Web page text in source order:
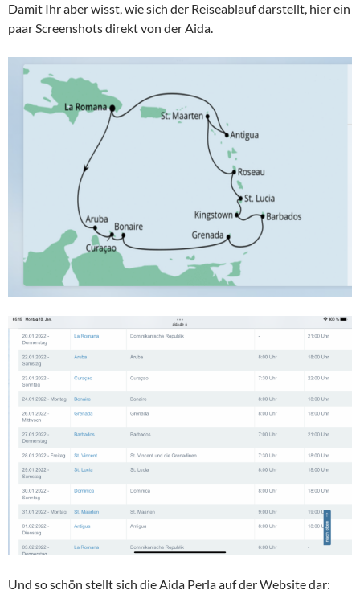
Damit Ihr aber wisst, wie sich der Reiseablauf darstellt, hier ein
paar Screenshots direkt von der Aida.
Und so schön stellt sich die Aida Perla auf der Website dar: